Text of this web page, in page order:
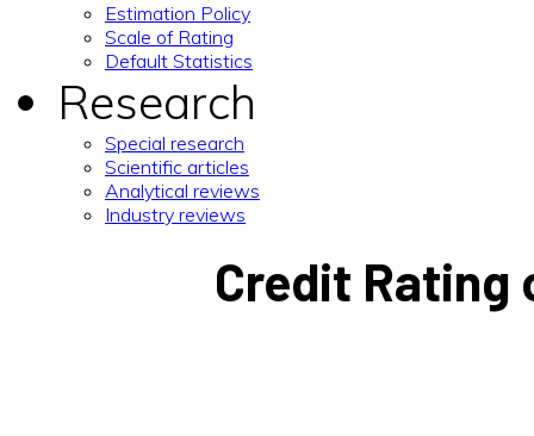
Estimation Policy
Scale of Rating
Default Statistics
Research
Special research
Scientific articles
Analytical reviews
Industry reviews
Credit Rating